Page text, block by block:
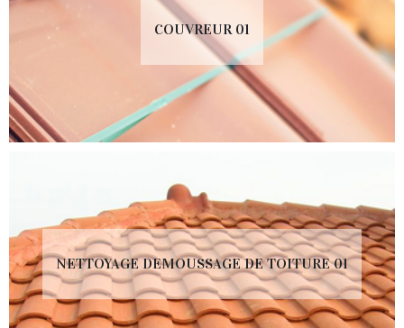
COUVREUR 01
NETTOYAGE DEMOUSSAGE DE TOITURE 01